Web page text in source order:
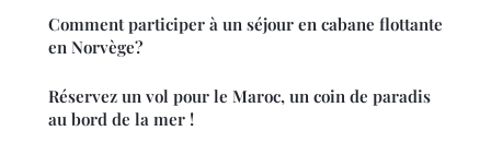
Comment participer à un séjour en cabane flottante
en Norvège?
Réservez un vol pour le Maroc, un coin de paradis
au bord de la mer !